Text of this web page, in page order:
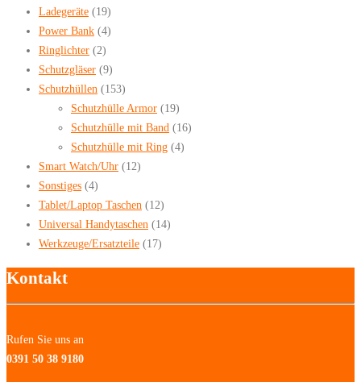
Ladegeräte (19)
Power Bank (4)
Ringlichter (2)
Schutzgläser (9)
Schutzhüllen (153)
Schutzhülle Armor (19)
Schutzhülle mit Band (16)
Schutzhülle mit Ring (4)
Smart Watch/Uhr (12)
Sonstiges (4)
Tablet/Laptop Taschen (12)
Universal Handytaschen (14)
Werkzeuge/Ersatzteile (17)
Kontakt
Rufen Sie uns an
0391 50 38 9180